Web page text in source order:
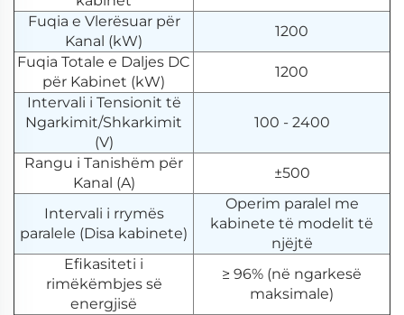
Fuqia e Vlerësuar për
Kanal (kW)
1200
Fuqia Totale e Daljes DC
për Kabinet (kW)
1200
Intervali i Tensionit të
Ngarkimit/Shkarkimit
(V)
100 - 2400
Rangu i Tanishëm për
Kanal (A)
±500
Intervali i rrymës
paralele (Disa kabinete)
Operim paralel me
kabinete të modelit të
njëjtë
Efikasiteti i
rimëkëmbjes së
energjisë
≥ 96% (në ngarkesë
maksimale)